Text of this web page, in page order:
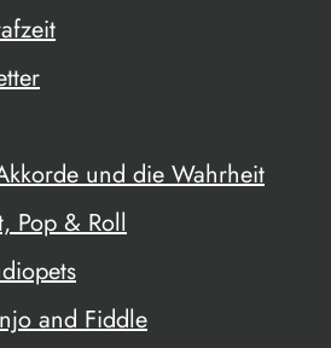
und die Wahrheit
Pop & Roll
and Fiddle